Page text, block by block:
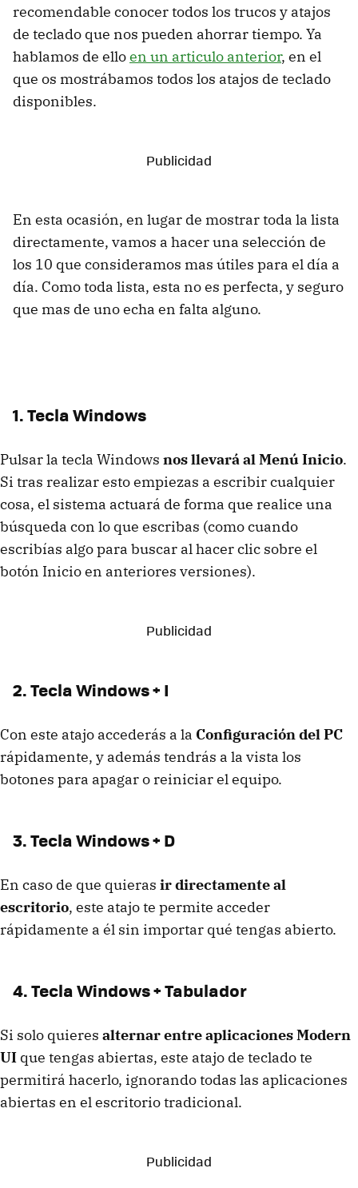
recomendable conocer todos los trucos y atajos
de teclado que nos pueden ahorrar tiempo. Ya
hablamos de elloen un articulo anterior, en el
que os mostrábamos todos los atajos de teclado
disponibles.
En esta ocasión, en lugar de mostrar toda la lista
directamente, vamos a hacer una selección de
los 10 que consideramos mas útiles para el día a
día. Como toda lista, esta no es perfecta, y seguro
que mas de uno echa en falta alguno.
1. Tecla Windows
Pulsar la tecla Windows nos llevará al Menú Inicio.
Si tras realizar esto empiezas a escribir cualquier
cosa, el sistema actuará de forma que realice una
búsqueda con lo que escribas (como cuando
escribías algo para buscar al hacer clic sobre el
botón Inicio en anteriores versiones).
2. Tecla Windows + I
Con este atajo accederás a la Configuración del PC
rápidamente, y además tendrás a la vista los
botones para apagar o reiniciar el equipo.
3. Tecla Windows + D
En caso de que quieras ir directamente al
escritorio, este atajo te permite acceder
rápidamente a él sin importar qué tengas abierto.
4. Tecla Windows + Tabulador
Si solo quieres alternar entre aplicaciones Modern
UI que tengas abiertas, este atajo de teclado te
permitirá hacerlo, ignorando todas las aplicaciones
abiertas en el escritorio tradicional.